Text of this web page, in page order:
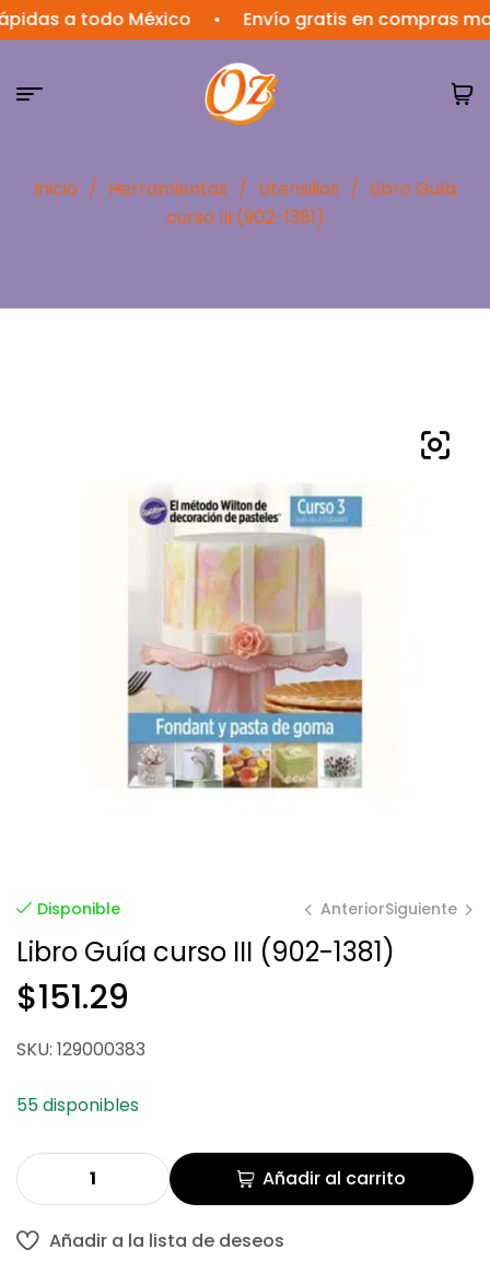
a todo México • Envío gratis en compras
Inicio / Herramientas / Utensilios / Libro Guía
curso III (902-1381)
Disponible AnteriorSiguiente
Libro Guía curso III (902-1381)
$151.29
SKU: 129000383
55 disponibles
Añadir al carrito
Añadir a la lista de deseos